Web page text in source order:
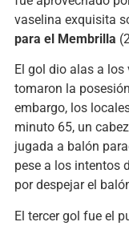
vaselina exquisita
para el Membrilla
El gol dio alas a
tomaron la
embargo, los
minuto 65, un
jugada a balón
pese a los intentos
por despejar el
El tercer gol fue el